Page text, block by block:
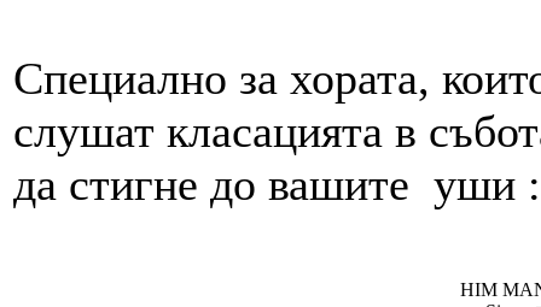
Специално за хората,
слушат класацията в
да стигне до вашите уши
HIM